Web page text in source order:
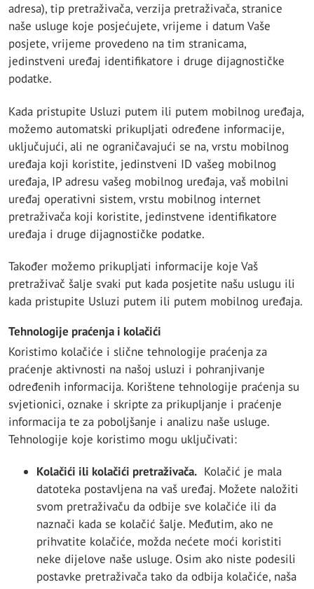
adresa), tip pretraživača, verzija pretraživača, stranice
naše usluge koje posjećujete, vrijeme i datum Vaše
posjete, vrijeme provedeno na tim stranicama,
jedinstveni uređaj identifikatore i druge dijagnostičke
podatke.
Kada pristupite Usluzi putem ili putem mobilnog uređaja,
možemo automatski prikupljati određene informacije,
uključujući, ali ne ograničavajući se na, vrstu mobilnog
uređaja koji koristite, jedinstveni ID vašeg mobilnog
uređaja, IP adresu vašeg mobilnog uređaja, vaš mobilni
uređaj operativni sistem, vrstu mobilnog internet
pretraživača koji koristite, jedinstvene identifikatore
uređaja i druge dijagnostičke podatke.
Također možemo prikupljati informacije koje Vaš
pretraživač šalje svaki put kada posjetite našu uslugu ili
kada pristupite Usluzi putem ili putem mobilnog uređaja.
Tehnologije praćenja i kolačići
Koristimo kolačiće i slične tehnologije praćenja za
praćenje aktivnosti na našoj usluzi i pohranjivanje
određenih informacija. Korištene tehnologije praćenja su
svjetionici, oznake i skripte za prikupljanje i praćenje
informacija te za poboljšanje i analizu naše usluge.
Tehnologije koje koristimo mogu uključivati:
Kolačići ili kolačići pretraživača. Kolačić je mala
datoteka postavljena na vaš uređaj. Možete naložiti
svom pretraživaču da odbije sve kolačiće ili da
naznači kada se kolačić šalje. Međutim, ako ne
prihvatite kolačiće, možda nećete moći koristiti
neke dijelove naše usluge. Osim ako niste podesili
postavke pretraživača tako da odbija kolačiće, naša